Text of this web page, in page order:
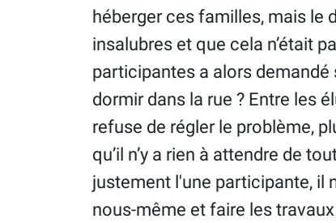
héberger ces familles, mais le
insalubres et que cela n’était
participantes a alors
dormir dans la rue ? Entre les
refuse de régler le problème,
qu’il n’y a rien à attendre de
justement l'une participante, il
nous-même et faire les